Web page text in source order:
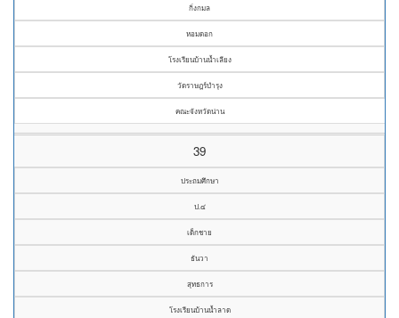
กิ่งกมล
หอมดอก
โรงเรียนบ้านน้ำเลียง
วัดราษฎร์บำรุง
คณะจังหวัดน่าน
39
ประถมศึกษา
ป.๔
เด็กชาย
ธันวา
สุทธการ
โรงเรียนบ้านน้ำลาด